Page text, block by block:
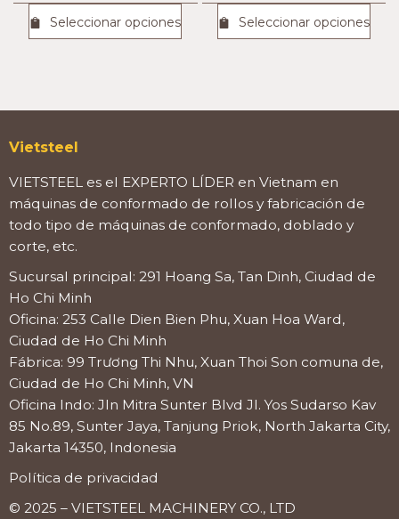
Seleccionar opciones Seleccionar opciones
Vietsteel
VIETSTEEL es el EXPERTO LÍDER en Vietnam en
máquinas de conformado de rollos y fabricación de
todo tipo de máquinas de conformado, doblado y
corte, etc.
Sucursal principal: 291 Hoang Sa, Tan Dinh, Ciudad de
Ho Chi Minh
Oficina: 253 Calle Dien Bien Phu, Xuan Hoa Ward,
Ciudad de Ho Chi Minh
Fábrica: 99 Trương Thi Nhu, Xuan Thoi Son comuna de,
Ciudad de Ho Chi Minh, VN
Oficina Indo: Jln Mitra Sunter Blvd Jl. Yos Sudarso Kav
85 No.89, Sunter Jaya, Tanjung Priok, North Jakarta City,
Jakarta 14350, Indonesia
Política de privacidad
© 2025 – VIETSTEEL MACHINERY CO., LTD